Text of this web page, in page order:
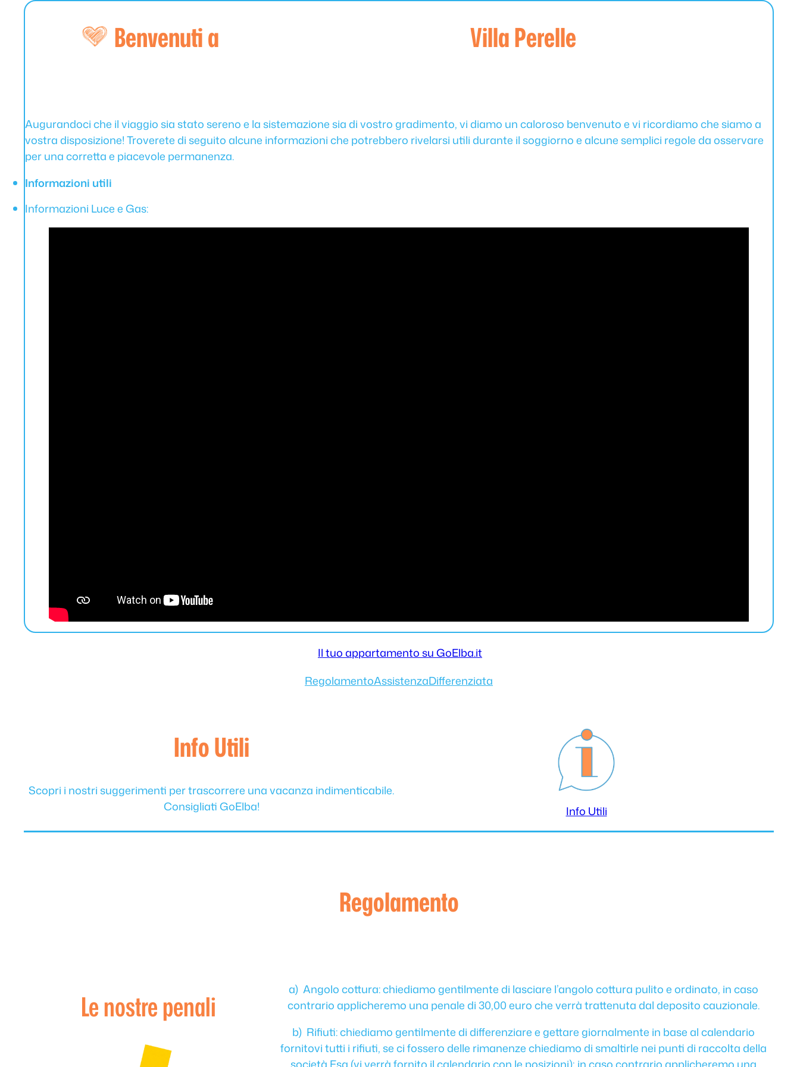
Benvenuti a Villa Perelle
Augurandoci che il viaggio sia stato sereno e la sistemazione sia di vostro gradimento, vi diamo un caloroso benvenuto e vi ricordiamo che siamo a
vostra disposizione! Troverete di seguito alcune informazioni che potrebbero rivelarsi utili durante il soggiorno e alcune semplici regole da osservare
per una corretta e piacevole permanenza.
Informazioni utili
Informazioni Luce e Gas:
Il tuo appartamento su GoElba.it
RegolamentoAssistenzaDifferenziata
Info Utili
Scopri i nostri suggerimenti per trascorrere una vacanza indimenticabile.
Consigliati GoElba!
Info Utili
Regolamento
Le nostre penali
a) Angolo cottura: chiediamo gentilmente di lasciare l’angolo cottura pulito e ordinato, in caso
contrario applicheremo una penale di 30,00 euro che verrà trattenuta dal deposito cauzionale.
b) Rifiuti: chiediamo gentilmente di differenziare e gettare giornalmente in base al calendario
fornitovi tutti i rifiuti, se ci fossero delle rimanenze chiediamo di smaltirle nei punti di raccolta della
società Esa (vi verrà fornito il calendario con le posizioni); in caso contrario applicheremo una